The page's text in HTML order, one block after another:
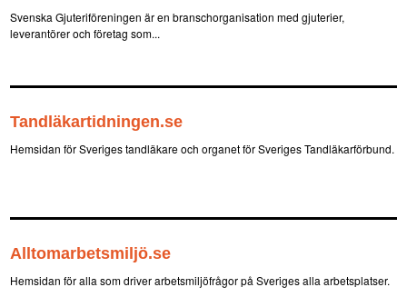
Svenska Gjuteriföreningen är en branschorganisation med gjuterier,
leverantörer och företag som...
Tandläkartidningen.se
Hemsidan för Sveriges tandläkare och organet för Sveriges Tandläkarförbund.
Alltomarbetsmiljö.se
Hemsidan för alla som driver arbetsmiljöfrågor på Sveriges alla arbetsplatser.